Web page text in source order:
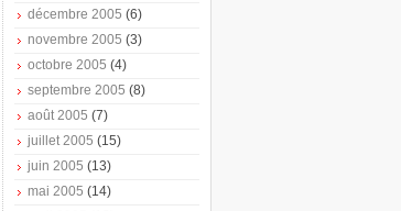
décembre 2005 (6)
novembre 2005 (3)
octobre 2005 (4)
septembre 2005 (8)
août 2005 (7)
juillet 2005 (15)
juin 2005 (13)
mai 2005 (14)